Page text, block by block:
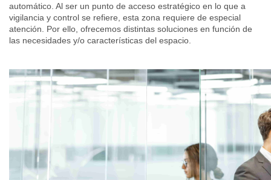
automático. Al ser un punto de acceso estratégico en lo que a
vigilancia y control se refiere, esta zona requiere de especial
atención. Por ello, ofrecemos distintas soluciones en función de
las necesidades y/o características del espacio.